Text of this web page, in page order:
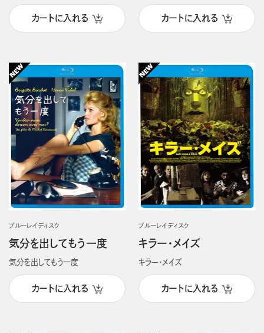
カートに入れる カートに入れる
ブルーレイディスク
気分を出してもう一度
気分を出してもう一度
カートに入れる
ブルーレイディスク
キラー・メイズ
キラー・メイズ
カートに入れる